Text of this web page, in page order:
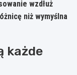
wzdłuż
niż wymyślna
każde